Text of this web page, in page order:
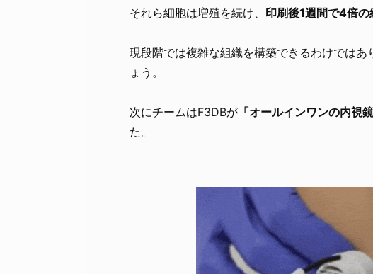
それら細胞は増殖を続け、 印刷後1週間で4倍の
現段階では複雑な組織を構築できるわけではあ
ょう。
次にチームはF3DBが 「オールインワンの内視
た。